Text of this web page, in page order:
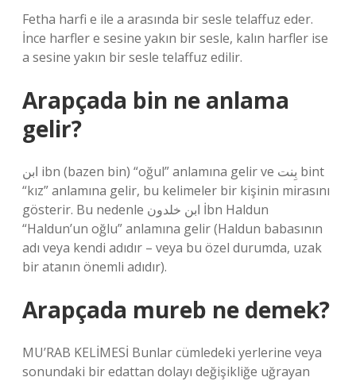
Fetha harfi e ile a arasında bir sesle telaffuz eder.
İnce harfler e sesine yakın bir sesle, kalın harfler ise
a sesine yakın bir sesle telaffuz edilir.
Arapçada bin ne anlama
gelir?
ابن ibn (bazen bin) “oğul” anlamına gelir ve بِنت bint
“kız” anlamına gelir, bu kelimeler bir kişinin mirasını
gösterir. Bu nedenle ابن خلدون İbn Haldun
“Haldun’un oğlu” anlamına gelir (Haldun babasının
adı veya kendi adıdır – veya bu özel durumda, uzak
bir atanın önemli adıdır).
Arapçada mureb ne demek?
MU’RAB KELİMESİ Bunlar cümledeki yerlerine veya
sonundaki bir edattan dolayı değişikliğe uğrayan